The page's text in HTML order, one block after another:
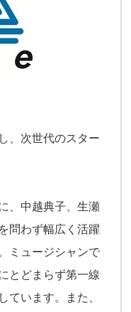
、次世代のスター
、中越典子、生瀬
問わず幅広く活躍
ミュージシャンで
とどまらず第一線
ています。また、